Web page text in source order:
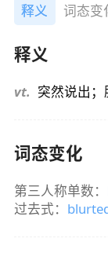
释义 词态变
释义
vt. 突然说出
词态变化
第三人称单数：
过去式：